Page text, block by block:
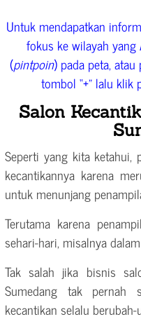
Untuk mendapatkan
fokus ke wilayah
(pintpoin) pada peta,
tombol “+” lalu klik
Salon
Seperti yang kita ketahui,
kecantikannya karena
untuk menunjang
Terutama karena
sehari-hari, misalnya
Tak salah jika bisnis
Sumedang tak
kecantikan selalu berubah-